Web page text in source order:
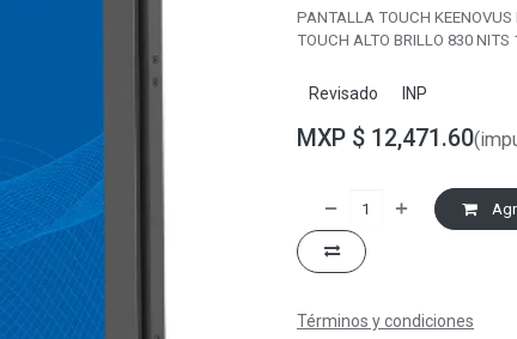
PANTALLA TOUCH
TOUCH ALTO BRILLO 830
Revisado INP
MXP $ 12,471.60
Términos y condiciones